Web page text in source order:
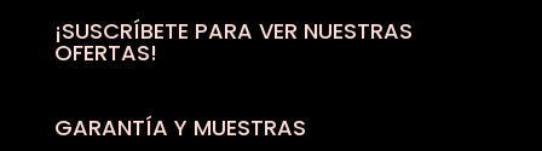
¡SUSCRÍBETE PARA VER NUESTRAS
OFERTAS!
GARANTÍA Y MUESTRAS